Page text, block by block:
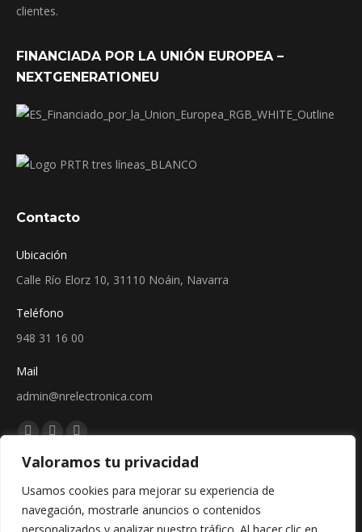
Valoramos tu privacidad
Usamos cookies para mejorar su experiencia de
navegación, mostrarle anuncios o contenidos
clientes.
FINANCIADA POR LA UNIÓN EUROPEA –
NEXTGENERATIONEU
Contacto
Ubicación
Calle Río Elorz 10, 31110 Noáin, Navarra
Teléfono
948 31 16 00
Mail
admin@nrelectronica.com
Encuéntranos en:
Facebook
page
new
Linkedin
page
new
Instagram
page
new